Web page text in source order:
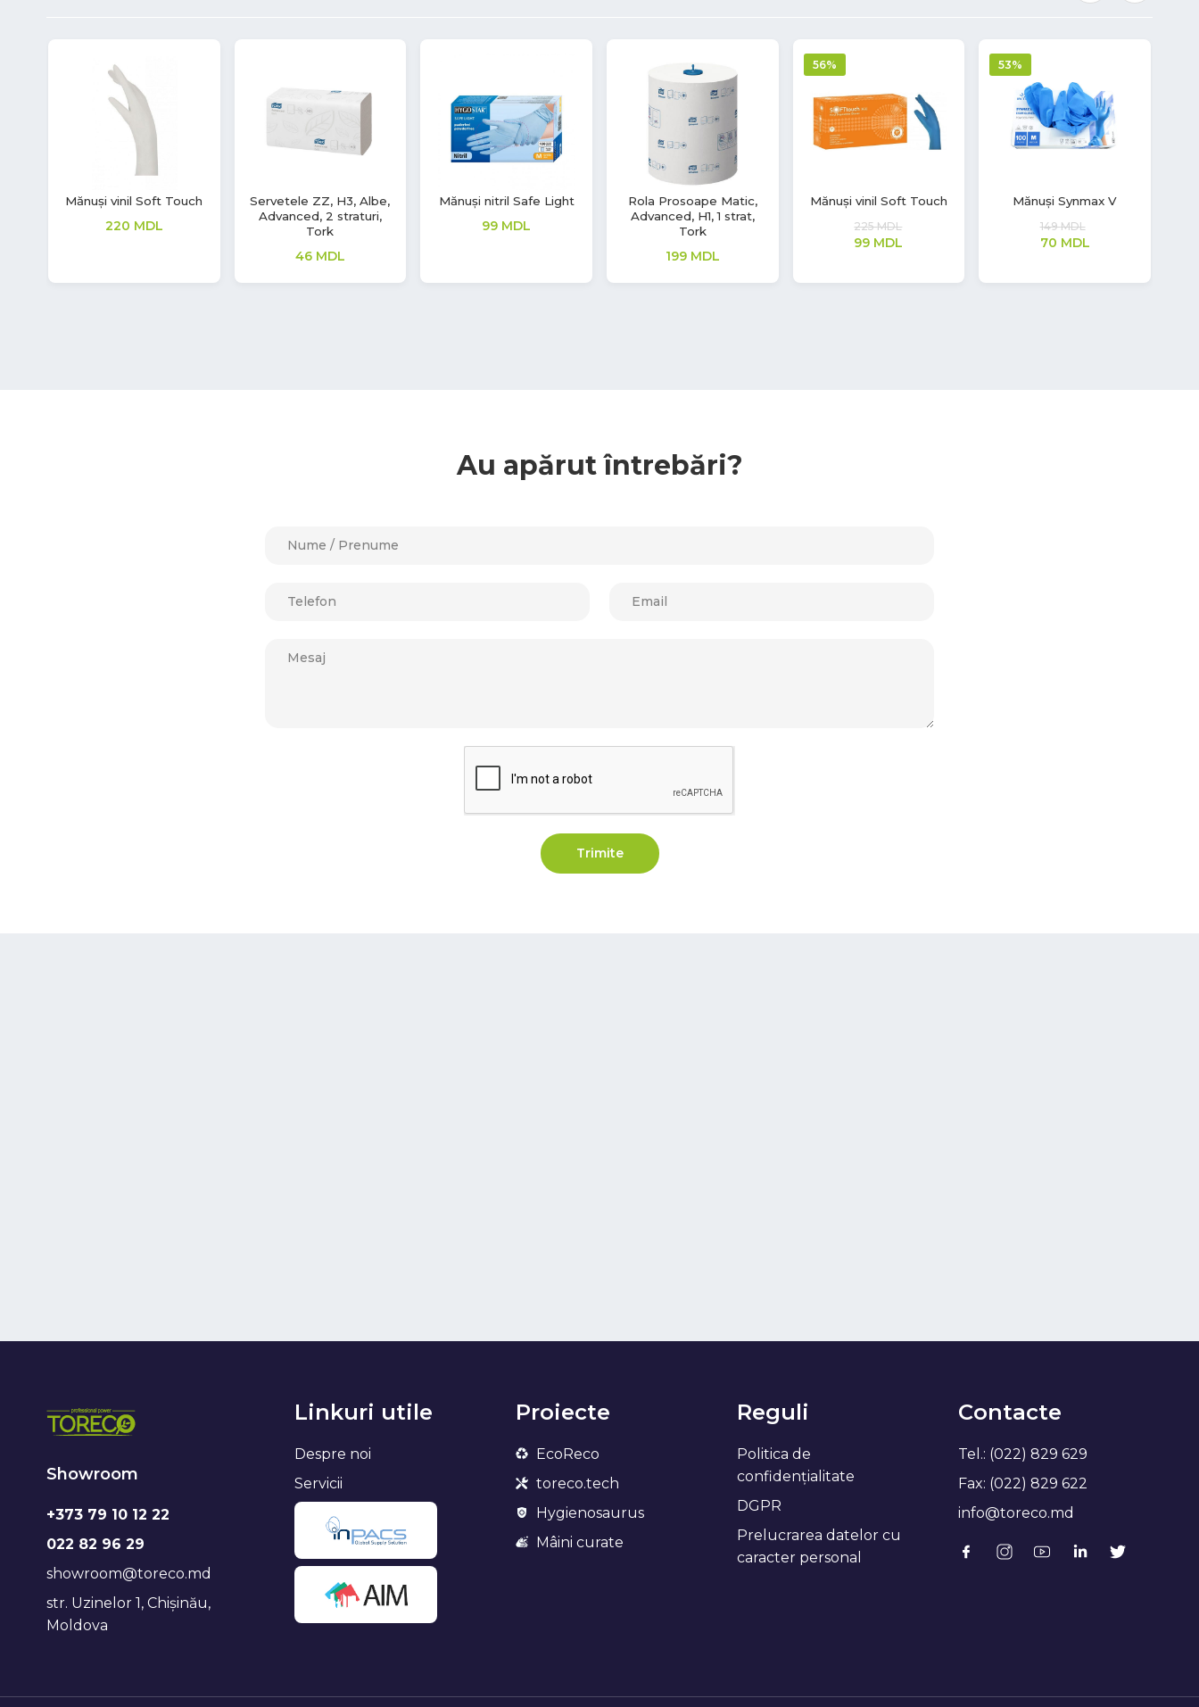
Rola Prosoape Matic,
Tork
Mănuși vinil Soft Touch
225 MDL
Mănuși Synmax V
149 MDL
Dezinfectant Alcool
pentru mâini S1,
Premium
311 MDL
Mănuși nitril Safe Light
99MDL
Mănuși nitril Aurelia
380MDL
Au apărut întrebări?
Trimite
Showroom
+373 79 10 12 22
022 82 96 29
showroom@toreco.md
str. Uzinelor 1, Chișinău,
Moldova
Linkuri utile
Despre noi
Servicii
Proiecte
EcoReco
toreco.tech
Hygienosaurus
Mâini curate
Reguli
Politica de
confidențialitate
DGPR
Prelucrarea datelor cu
caracter personal
Contacte
Tel.: (022) 829 629
Fax: (022) 829 622
info@toreco.md